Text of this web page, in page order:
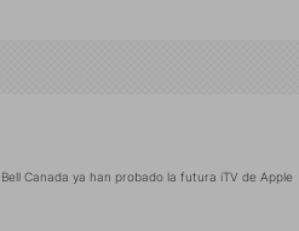
Bell Canada ya han probado la futura iTV de Apple